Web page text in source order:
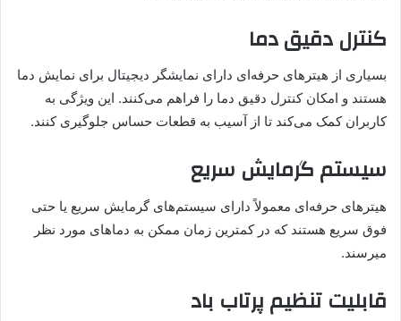
کنترل دقیق دما
بسیاری از هیترهای حرفه‌ای دارای نمایشگر دیجیتال برای نمایش دما
هستند و امکان کنترل دقیق دما را فراهم می‌کنند. این ویژگی به
کاربران کمک می‌کند تا از آسیب به قطعات حساس جلوگیری کنند.
سیستم گرمایش سریع
هیترهای حرفه‌ای معمولاً دارای سیستم‌های گرمایش سریع یا حتی
فوق سریع هستند که در کمترین زمان ممکن به دماهای مورد نظر
میرسند.
قابلیت تنظیم پرتاب باد